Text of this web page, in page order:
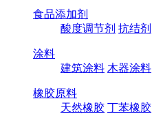
食品添加剂
酸度调节剂 抗结剂
涂料
建筑涂料 木器涂料
橡胶原料
天然橡胶 丁苯橡胶